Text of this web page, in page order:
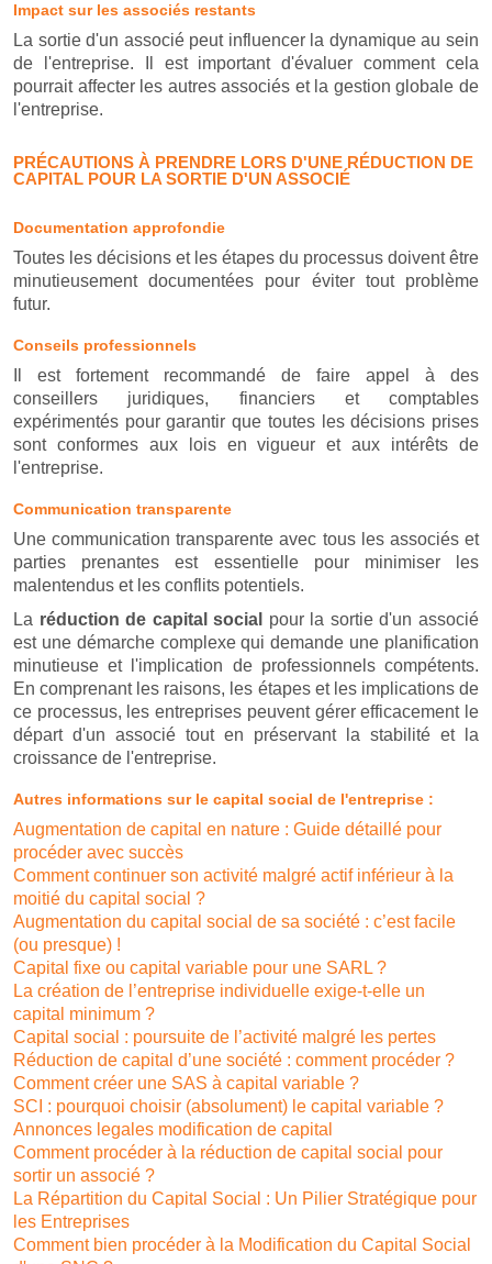
Impact sur les associés restants
La sortie d'un associé peut influencer la dynamique au sein
de l'entreprise. Il est important d'évaluer comment cela
pourrait affecter les autres associés et la gestion globale de
l'entreprise.
PRÉCAUTIONS À PRENDRE LORS D'UNE RÉDUCTION DE
CAPITAL POUR LA SORTIE D'UN ASSOCIÉ
Documentation approfondie
Toutes les décisions et les étapes du processus doivent être
minutieusement documentées pour éviter tout problème
futur.
Conseils professionnels
Il est fortement recommandé de faire appel à des
conseillers juridiques, financiers et comptables
expérimentés pour garantir que toutes les décisions prises
sont conformes aux lois en vigueur et aux intérêts de
l'entreprise.
Communication transparente
Une communication transparente avec tous les associés et
parties prenantes est essentielle pour minimiser les
malentendus et les conflits potentiels.
La réduction de capital social
pour la sortie d'un associé
est une démarche complexe qui demande une planification
minutieuse et l'implication de professionnels compétents.
En comprenant les raisons, les étapes et les implications de
ce processus, les entreprises peuvent gérer efficacement le
départ d'un associé tout en préservant la stabilité et la
croissance de l'entreprise.
Autres informations sur le capital social de l'entreprise :
Augmentation de capital en nature : Guide détaillé pour
procéder avec succès
Comment continuer son activité malgré actif inférieur à la
moitié du capital social ?
Augmentation du capital social de sa société : c’est facile
(ou presque) !
Capital fixe ou capital variable pour une SARL ?
La création de l’entreprise individuelle exige-t-elle un
capital minimum ?
Capital social : poursuite de l’activité malgré les pertes
Réduction de capital d’une société : comment procéder ?
Comment créer une SAS à capital variable ?
SCI : pourquoi choisir (absolument) le capital variable ?
Annonces legales modification de capital
Comment procéder à la réduction de capital social pour
sortir un associé ?
La Répartition du Capital Social : Un Pilier Stratégique pour
les Entreprises
Comment bien procéder à la Modification du Capital Social